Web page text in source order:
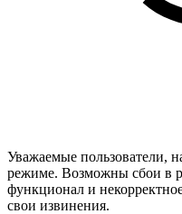
Уважаемые пользователи,
режиме. Возможны сбои в
функционал и
свои извинения.